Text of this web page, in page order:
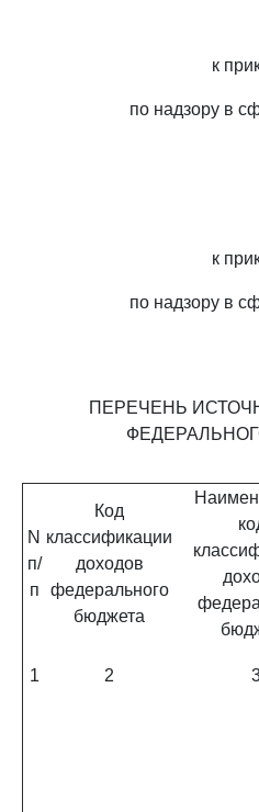
к
по надзору в
к
по надзору в
ПЕРЕЧЕНЬ
N
п/
п
Код
классификации
доходов
федерального
бюджета
1 2